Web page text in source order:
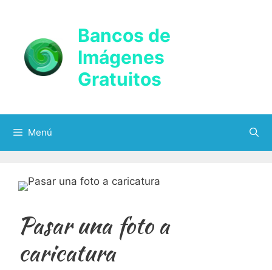
contenido
Bancos de
Imágenes
Gratuitos
Menú
Pasar una foto a
caricatura